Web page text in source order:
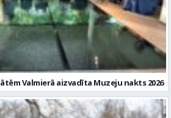
Valmierā aizvadīta Muzeju nakts 2026